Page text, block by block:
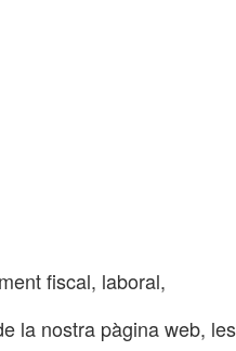
fiscal, laboral,
la nostra pàgina web, les